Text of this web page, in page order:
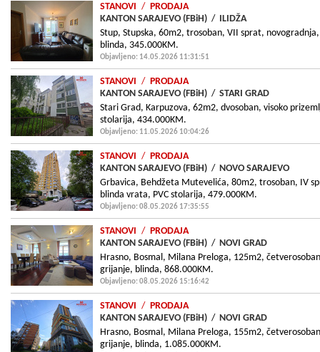
STANOVI / PRODAJA
KANTON SARAJEVO (FBiH) / ILIDŽA
Stup, Stupska, 60m2, trosoban, VII sprat,
blinda, 345.000KM.
Objavljeno: 14.05.2026 11:31:51
STANOVI / PRODAJA
KANTON SARAJEVO (FBiH) / STARI GRAD
Stari Grad, Karpuzova, 62m2, dvosoban, visoko
stolarija, 434.000KM.
Objavljeno: 11.05.2026 10:04:26
STANOVI / PRODAJA
KANTON SARAJEVO (FBiH) / NOVO SARAJEVO
Grbavica, Behdžeta Mutevelića, 80m2, trosoban, IV
blinda vrata, PVC stolarija, 479.000KM.
Objavljeno: 08.05.2026 17:35:55
STANOVI / PRODAJA
KANTON SARAJEVO (FBiH) / NOVI GRAD
Hrasno, Bosmal, Milana Preloga, 125m2,
grijanje, blinda, 868.000KM.
Objavljeno: 08.05.2026 15:16:42
STANOVI / PRODAJA
KANTON SARAJEVO (FBiH) / NOVI GRAD
Hrasno, Bosmal, Milana Preloga, 155m2,
grijanje, blinda, 1.085.000KM.